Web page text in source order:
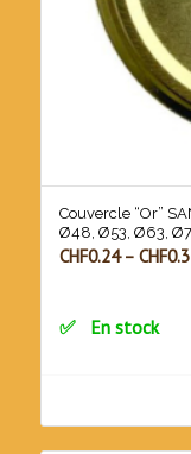
Couvercle “Or”
Ø48, Ø53, Ø63,
CHF0.24– CHF
En stock